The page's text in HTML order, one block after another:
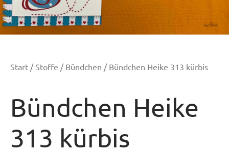
Start / Stoffe / Bündchen / Bündchen Heike 313 kürbis
Bündchen Heike
313 kürbis